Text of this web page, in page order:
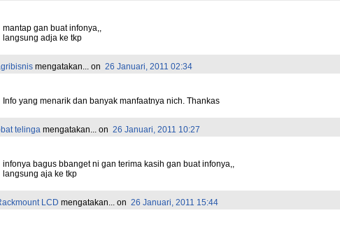
mantap gan buat infonya,,
langsung adja ke tkp
mengatakan... on 26 Januari, 2011 02:34
Info yang menarik dan banyak manfaatnya nich. Thankas
telinga mengatakan... on 26 Januari, 2011 10:27
infonya bagus bbanget ni gan terima kasih gan buat infonya,,
langsung aja ke tkp
LCD mengatakan... on 26 Januari, 2011 15:44